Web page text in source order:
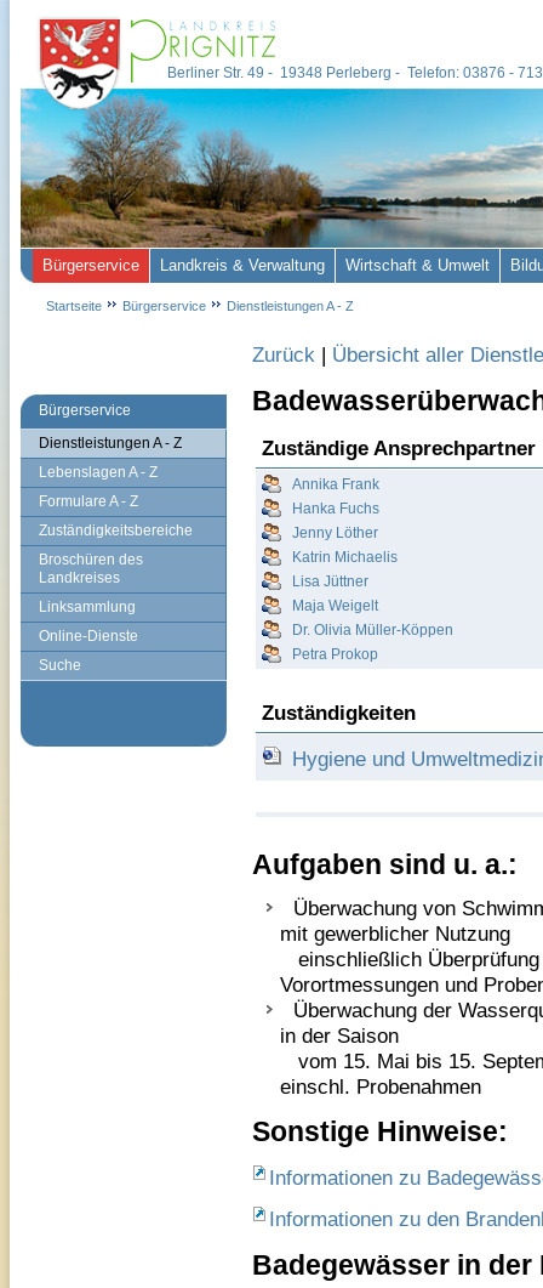
Bürgerservice
Dienstleistungen A - Z
Lebenslagen A - Z
Formulare A - Z
Zuständigkeitsbereiche
Broschüren des
Landkreises
Linksammlung
Online-Dienste
Suche
Zurück | Übersicht aller
Zuständige Ansprechpartner
Annika Frank
Hanka Fuchs
Jenny Löther
Katrin Michaelis
Lisa Jüttner
Maja Weigelt
Dr. Olivia Müller-Köppen
Petra Prokop
Zuständigkeiten
Hygiene und
Aufgaben sind u. a.:
Überwachung von
mit gewerblicher Nutzung
einschließlich
Vorortmessungen und
Überwachung der
in der Saison
vom 15. Mai bis 15.
einschl. Probenahmen
Sonstige Hinweise:
Informationen zu
Informationen zu den
Badegewässer in der
Berliner Str. 49 - 19348 Perleberg - Telefon: 03876 -
Bürgerservice Landkreis & Verwaltung Wirtschaft & Umwelt
Startseite Bürgerservice Dienstleistungen A - Z